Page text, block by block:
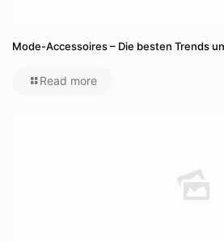
Mode-Accessoires – Die besten Trends
Read more